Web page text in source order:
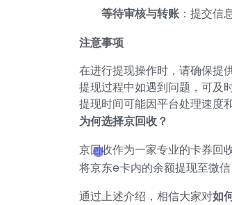
等待审核与转账：提交信
注意事项
在进行提现操作时，请确保提
提现过程中如遇到问题，可及
提现时间可能因平台处理速度
为何选择京回收？
京回收作为一家专业的卡券回
将京东e卡内的余额提现至微信
通过上述介绍，相信大家对如